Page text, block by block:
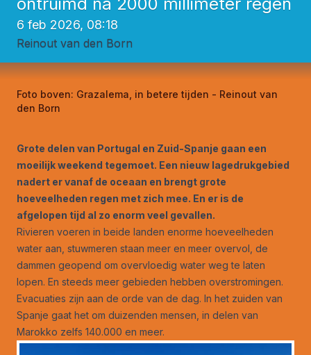
6 feb 2026, 08:18
Reinout van den Born
Foto boven: Grazalema, in betere tijden - Reinout van
den Born
Grote delen van Portugal en Zuid-Spanje gaan een
moeilijk weekend tegemoet. Een nieuw lagedrukgebied
nadert er vanaf de oceaan en brengt grote
hoeveelheden regen met zich mee. En er is de
afgelopen tijd al zo enorm veel gevallen.
Rivieren voeren in beide landen enorme hoeveelheden
water aan, stuwmeren staan meer en meer overvol, de
dammen geopend om overvloedig water weg te laten
lopen. En steeds meer gebieden hebben overstromingen.
Evacuaties zijn aan de orde van de dag. In het zuiden van
Spanje gaat het om duizenden mensen, in delen van
Marokko zelfs 140.000 en meer.